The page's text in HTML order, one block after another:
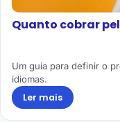
Quanto cobrar
Um guia para definir o
idiomas.
Ler mais